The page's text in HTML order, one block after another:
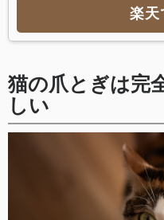
楽天
猫の爪とぎは完
しい